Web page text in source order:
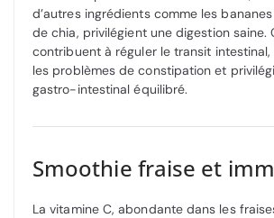
d’autres ingrédients comme les
de chia, privilégient une digestion saine.
contribuent à réguler le transit
les problèmes de constipation et
gastro-intestinal équilibré.
Smoothie fraise et
La vitamine C, abondante dans les